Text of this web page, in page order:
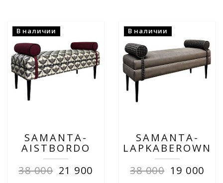
В наличии
SAMANTA-
AISTBORDO
38 000 21 900
В наличии
SAMANTA-
LAPKABEROWN
38 000 19 000